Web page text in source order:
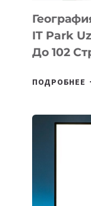
IT Park
До 102
ПОДРОБНЕЕ